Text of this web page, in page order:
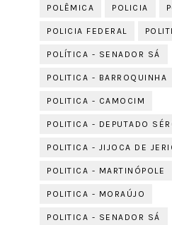
POLÊMICA POLICIA
POLICIA FEDERAL
POLÍTICA - SENADOR SÁ
POLITICA - BARROQUINHA
POLITICA - CAMOCIM
POLITICA - DEPUTADO
POLITICA - JIJOCA DE
POLITICA - MARTINÓPOLE
POLITICA - MORAÚJO
POLITICA - SENADOR SÁ